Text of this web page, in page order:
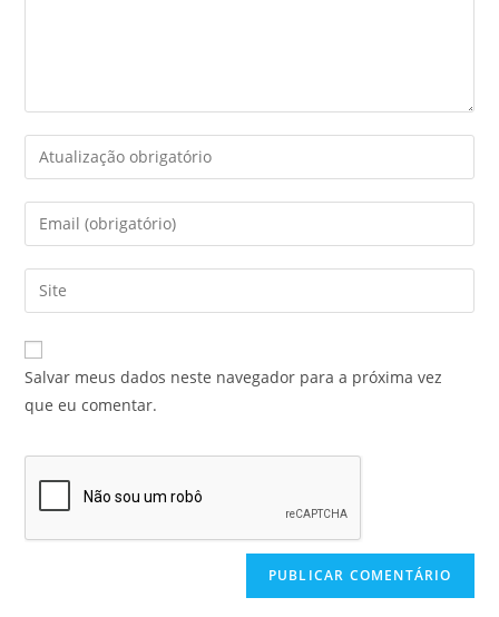
Salvar meus dados neste navegador para a próxima vez
que eu comentar.